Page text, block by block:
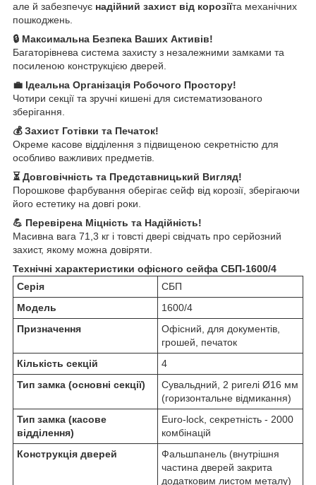
але й забезпечує надійний захист від корозіїта механічних
пошкоджень.
🔒 Максимальна Безпека Ваших Активів!
Багаторівнева система захисту з незалежними замками та
посиленою конструкцією дверей.
💼 Ідеальна Організація Робочого Простору!
Чотири секції та зручні кишені для систематизованого
зберігання.
💰 Захист Готівки та Печаток!
Окреме касове відділення з підвищеною секретністю для
особливо важливих предметів.
⏳ Довговічність та Представницький Вигляд!
Порошкове фарбування оберігає сейф від корозії, зберігаючи
його естетику на довгі роки.
💪 Перевірена Міцність та Надійність!
Масивна вага 71,3 кг і товсті двері свідчать про серйозний
захист, якому можна довіряти.
Технічні характеристики офісного сейфа СБП-1600/4
Серія
СБП
Модель
1600/4
Призначення
Офісний, для документів,
грошей, печаток
Кількість секцій
4
Тип замка (основні секції)
Сувальдний, 2 ригелі Ø16 мм
(горизонтальне відмикання)
Тип замка (касове
відділення)
Euro-lock, секретність - 2000
комбінацій
Конструкція дверей
Фальшпанель (внутрішня
частина дверей закрита
додатковим листом металу)